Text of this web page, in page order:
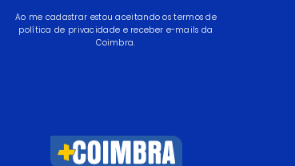
Ao me cadastrar estou aceitando os termos de
política de privacidade e receber e-mails da
Coimbra.